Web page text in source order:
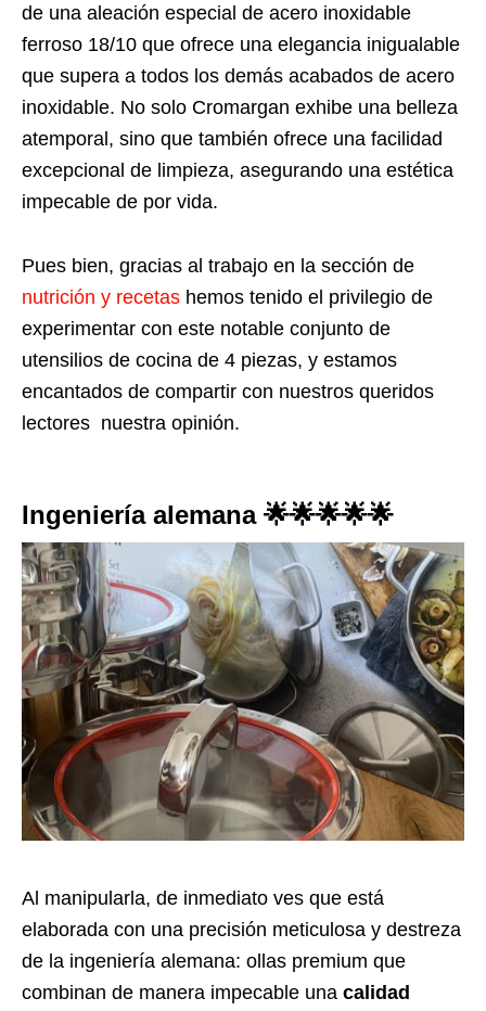
de una aleación especial de acero inoxidable
ferroso 18/10 que ofrece una elegancia inigualable
que supera a todos los demás acabados de acero
inoxidable. No solo Cromargan exhibe una belleza
atemporal, sino que también ofrece una facilidad
excepcional de limpieza, asegurando una estética
impecable de por vida.
Pues bien, gracias al trabajo en la sección de
nutrición y recetas hemos tenido el privilegio de
experimentar con este notable conjunto de
utensilios de cocina de 4 piezas, y estamos
encantados de compartir con nuestros queridos
lectores nuestra opinión.
Ingeniería alemana 🌟🌟🌟🌟🌟
Al manipularla, de inmediato ves que está
elaborada con una precisión meticulosa y destreza
de la ingeniería alemana: ollas premium que
combinan de manera impecable una calidad